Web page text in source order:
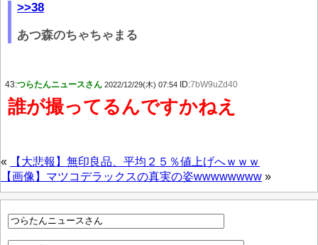
>>38
あつ森のちゃちゃまる
43:つらたんニュースさん 2022/12/29(木) 07:54 ID:7bW9uZd40
誰が撮ってるんですかねえ
«
【大悲報】無印良品、平均２５％値上げへｗｗｗ
【画像】マツコデラックスの真実の姿wwwwwwww »